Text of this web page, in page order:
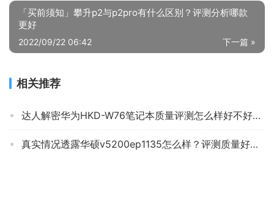
「买前须知」攀升p2与p2pro有什么区别？评测分析哪款
更好
下一篇 »
2022/09/22 06:42
相关推荐
达人解密华为HKD-W76笔记本质量评测怎么样好不好用？
真实情况透露华硕v5200ep1135怎么样？评测质量好不好